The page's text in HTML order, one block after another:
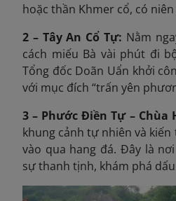
hoặc thần Khmer cổ, có
2 – Tây An Cổ Tự: Nằm
cách miếu Bà vài phút đi
Tổng đốc Doãn Uẩn khởi
với mục đích “trấn yên
3 – Phước Điền Tự – Chùa
khung cảnh tự nhiên và
vào qua hang đá. Đây là
sự thanh tịnh, khám phá